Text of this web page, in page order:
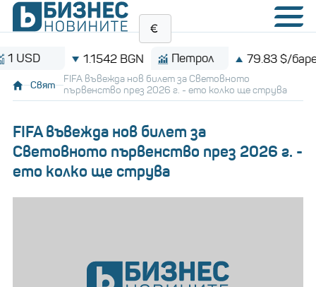
1.1542 BGN Петрол 79.83 $/барел
Свят
FIFA въвежда нов билет за Световното
първенство през 2026 г. - ето колко ще струва
FIFA въвежда нов билет за
Световното първенство през 2026 г. -
ето колко ще струва